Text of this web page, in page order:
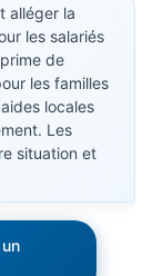
alléger la
les salariés
de
les familles
locales
Les
situation et